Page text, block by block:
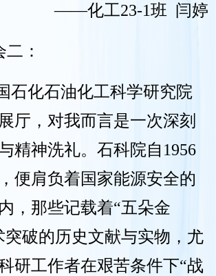
——化工23-1班 闫婷
：
石化石油化工科学研究院
厅，对我而言是一次深刻
精神洗礼。石科院自1956
便肩负着国家能源安全的
，那些记载着“五朵金
突破的历史文献与实物，尤
研工作者在艰苦条件下“战